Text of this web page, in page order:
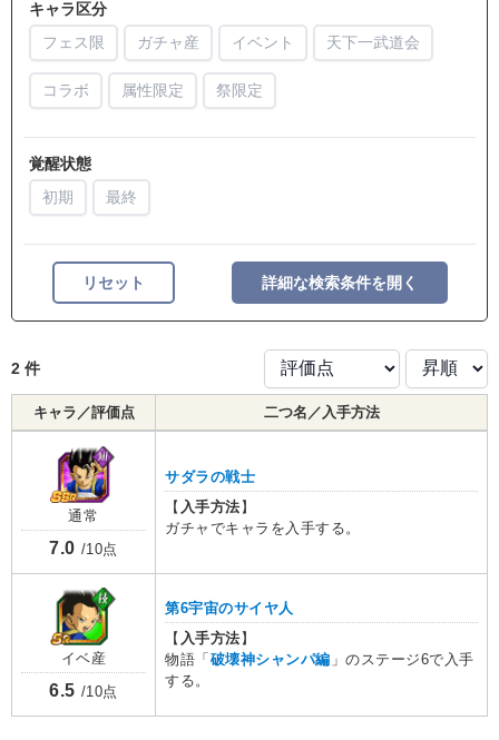
キャラ区分
フェス限
ガチャ産 イベント 天下一武道会
コラボ 属性限定 祭限定
覚醒状態
初期
最終
リセット 詳細な検索条件を開く
2 件
キャラ／評価点 二つ名／入手方法
通常
7.0 /10点
サダラの戦士
【 入手方法 】
ガチャでキャラを入手する。
イベ産
6.5 /10点
第6宇宙のサイヤ人
【 入手方法 】
物語「 破壊神シャンパ編 」のステージ6で入手
する。